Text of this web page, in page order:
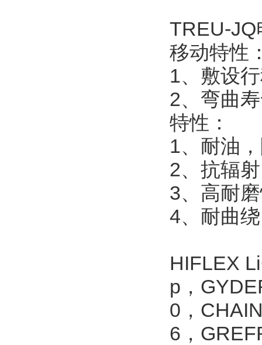
TREU-JQ
移动特性
1、敷设
2、弯曲
特性：
1、耐油
2、抗辐
3、高耐
4、耐曲
HIFLEX
p ，
0 ，
6 ，